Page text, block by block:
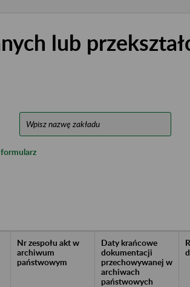
lub
formularz
Nr zespołu akt w
archiwum
państwowym
Daty krańcowe
dokumentacji
przechowywanej w
archiwach
państwowych